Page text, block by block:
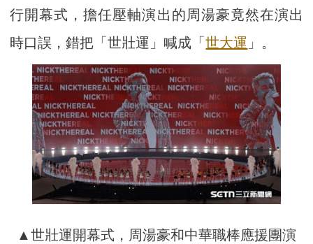
行開幕式，擔任壓軸演出的周湯豪竟然在演出
時口誤，錯把「世壯運」喊成「世大運 」。
▲世壯運開幕式，周湯豪和中華職棒應援團演